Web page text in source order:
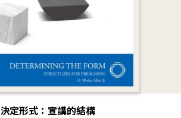
決定形式：宣講的結構